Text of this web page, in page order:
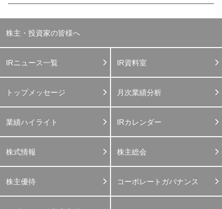
株主・投資家の皆様へ
IRニュース一覧 IR資料室
トップメッセージ 月次業績分析
業績ハイライト IRカレンダー
株式情報 株主総会
株主優待 コーポレートガバナンス